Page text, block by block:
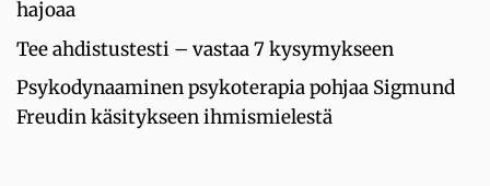
hajoaa
Tee ahdistustesti – vastaa 7 kysymykseen
Psykodynaaminen psykoterapia pohjaa Sigmund
Freudin käsitykseen ihmismielestä